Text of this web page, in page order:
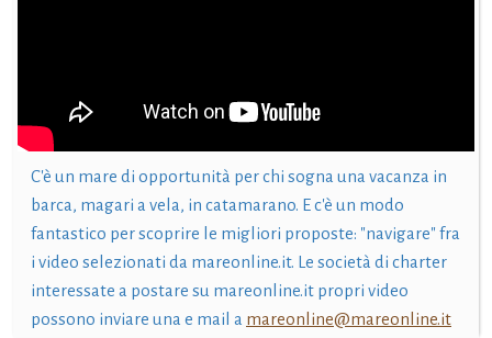
C'è un mare di opportunità per chi sogna una vacanza in
barca, magari a vela, in catamarano. E c'è un modo
fantastico per scoprire le migliori proposte: "navigare" fra
i video selezionati da mareonline.it. Le società di charter
interessate a postare su mareonline.it propri video
possono inviare una e mail a mareonline@mareonline.it